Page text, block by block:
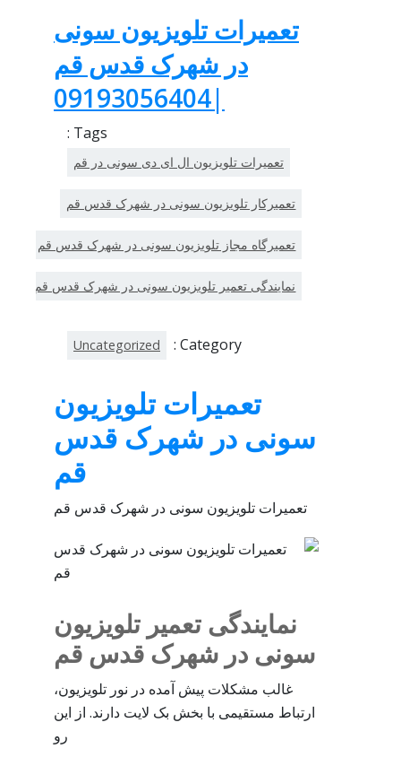
تعمیرات تلویزیون سونی
در شهرک قدس قم
|09193056404
Tags :
تعمیرات تلویزیون ال ای دی سونی در قم
تعمیرکار تلویزیون سونی در شهرک قدس قم
تعمیرگاه مجاز تلویزیون سونی در شهرک قدس قم
نمایندگی تعمیر تلویزیون سونی در شهرک قدس قم
Category :
Uncategorized
تعمیرات تلویزیون
سونی در شهرک قدس
قم
تعمیرات تلویزیون سونی در شهرک قدس قم
نمایندگی تعمیر تلویزیون
سونی در شهرک قدس قم
غالب مشکلات پیش آمده در نور تلویزیون،
ارتباط مستقیمی با بخش بک لایت دارند. از این
رو